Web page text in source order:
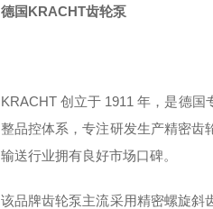
德国KRACHT齿轮泵
KRACHT 创立于 1911 年，是德
整品控体系，专注研发生产精密齿
输送行业拥有良好市场口碑。
该品牌齿轮泵主流采用精密螺旋斜